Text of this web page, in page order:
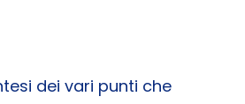
dei vari punti che